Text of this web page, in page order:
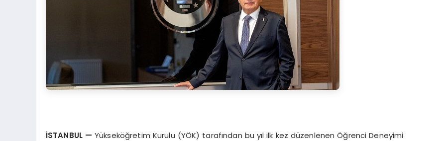
İSTANBUL — Yükseköğretim Kurulu (YÖK) tarafından bu yıl ilk kez düzenlenen Öğrenci Deneyimi